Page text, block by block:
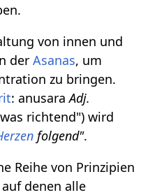
von innen und
derAsanas, um
zu bringen.
: anusaraAdj.
richtend") wird
folgend".
Reihe von Prinzipien
denen alle